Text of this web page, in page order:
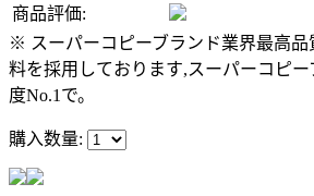
商品評価:
※ スーパーコピーブランド業界最高品
料を採用しております,スーパーコピ
度No.1で。
購入数量: